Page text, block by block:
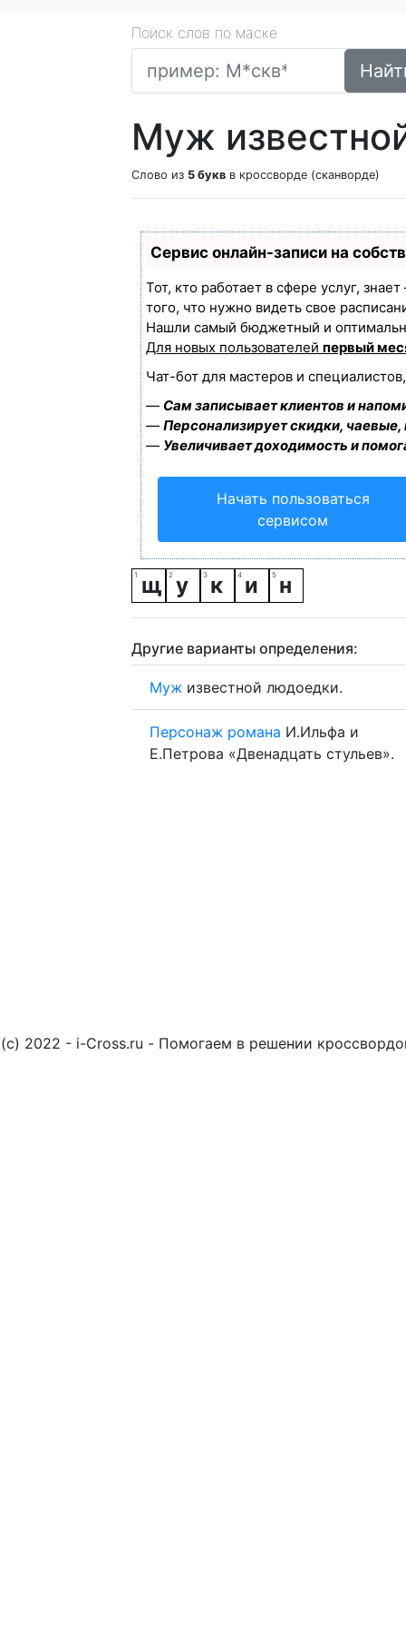
Поиск слов по маске
Муж
Слово из 5 букв в кроссворде (сканворде)
Сервис онлайн-записи на
Тот, кто работает в сфере услуг,
того, что нужно видеть свое
Нашли самый бюджетный и
Для новых пользователей первый
Чат-бот для мастеров и
— Сам записывает клиентов и
— Персонализирует скидки,
— Увеличивает доходимость и
Начать пользоваться
сервисом
щ у к и н
Другие варианты определения:
Муж известной людоедки.
Персонаж романа И.Ильфа и
Е.Петрова «Двенадцать стульев».
(c) 2022 - i-Cross.ru - Помогаем в решении